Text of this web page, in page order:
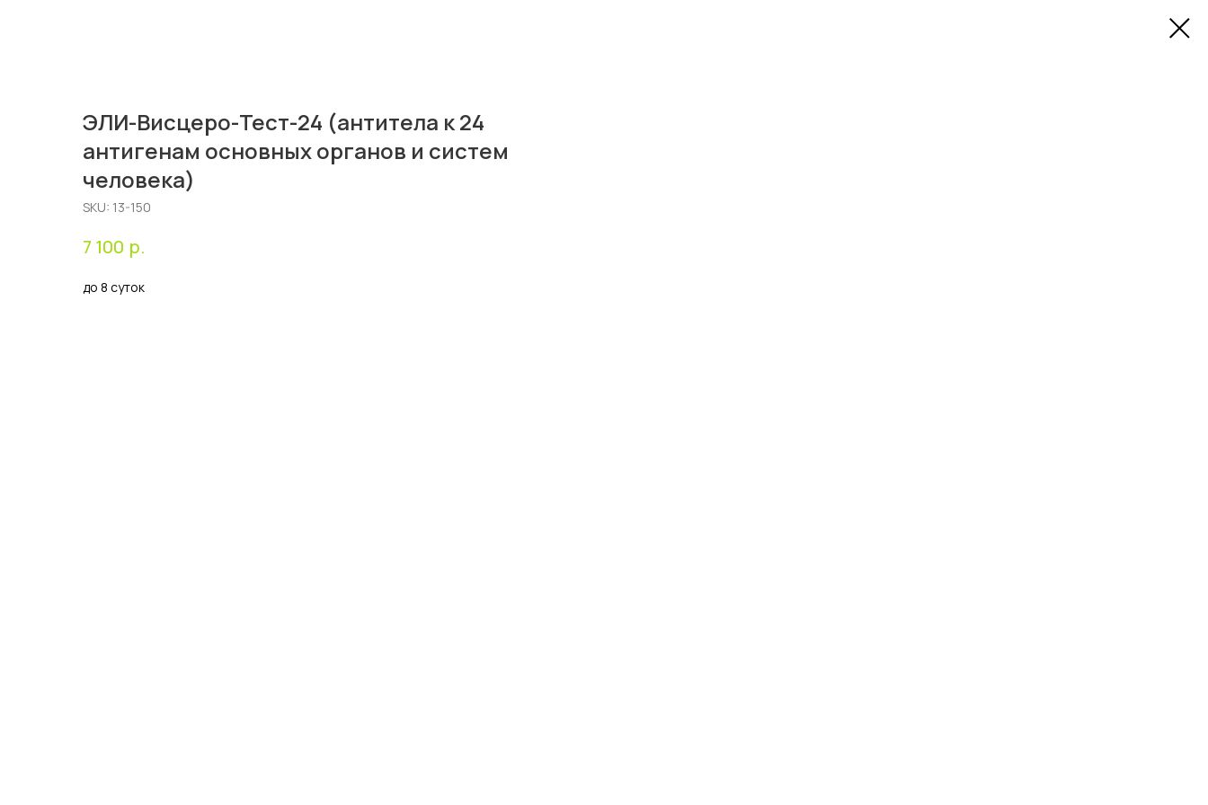
ЭЛИ-Висцеро-Тест-24 (антитела к 24
антигенам основных органов и систем
человека)
SKU: 13-150
7 100 р.
до 8 суток